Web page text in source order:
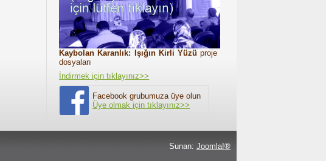
Kaybolan Karanlık: Işığın Kirli Yüzü proje
dosyaları
İndirmek için tıklayınız>>
Facebook grubumuza üye olun
Üye olmak için tıklayınız>>
Sunan: Joomla!®